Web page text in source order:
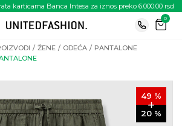
karticama Banca Intesa za iznos preko 6.000.00 rsd
0
ŽENE ODEĆA
PANTALONE
49 %
20 %